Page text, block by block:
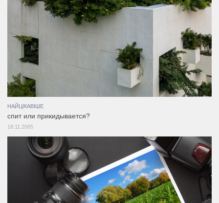
НАЙЦІКАВІШЕ
спит или прикидывается?
18.11.2005